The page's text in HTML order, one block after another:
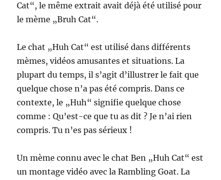
Cat“, le même extrait avait déjà été utilisé pour
le mème „Bruh Cat“.
Le chat „Huh Cat“ est utilisé dans différents
mèmes, vidéos amusantes et situations. La
plupart du temps, il s’agit d’illustrer le fait que
quelque chose n’a pas été compris. Dans ce
contexte, le „Huh“ signifie quelque chose
comme : Qu’est-ce que tu as dit ? Je n’ai rien
compris. Tu n’es pas sérieux !
Un mème connu avec le chat Ben „Huh Cat“ est
un montage vidéo avec la Rambling Goat. La